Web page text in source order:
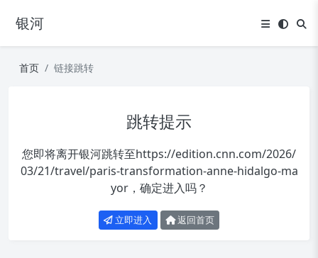
银河
首页 链接跳转
跳转提示
您即将离开银河跳转至https://edition.cnn.com/2026/
03/21/travel/paris-transformation-anne-hidalgo-ma
yor，确定进入吗？
立即进入 返回首页